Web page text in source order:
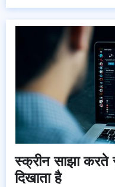
स्क्रीन साझा
दिखाता है